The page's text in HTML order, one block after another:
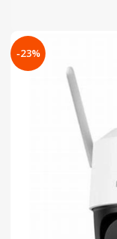
-23%